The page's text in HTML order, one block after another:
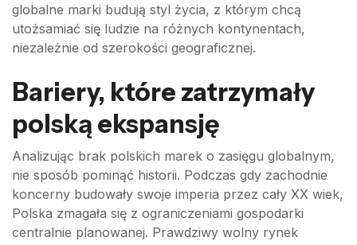
globalne marki budują styl życia, z którym chcą
utożsamiać się ludzie na różnych kontynentach,
niezależnie od szerokości geograficznej.
Bariery, które zatrzymały
polską ekspansję
Analizując brak polskich marek o zasięgu globalnym,
nie sposób pominąć historii. Podczas gdy zachodnie
koncerny budowały swoje imperia przez cały XX wiek,
Polska zmagała się z ograniczeniami gospodarki
centralnie planowanej. Prawdziwy wolny rynek